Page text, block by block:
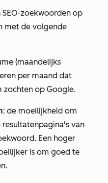
zoekwoorden op
met de volgende
(maandelijks
per maand dat
zochten op Google.
: de moeilijkheid om
van
Een hoger
is om goed te